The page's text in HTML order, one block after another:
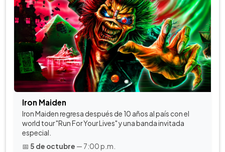
Iron Maiden
Iron Maiden regresa después de 10 años al país con el
world tour "Run For Your Lives" y una banda invitada
especial.
📅 5 de octubre — 7:00 p.m.